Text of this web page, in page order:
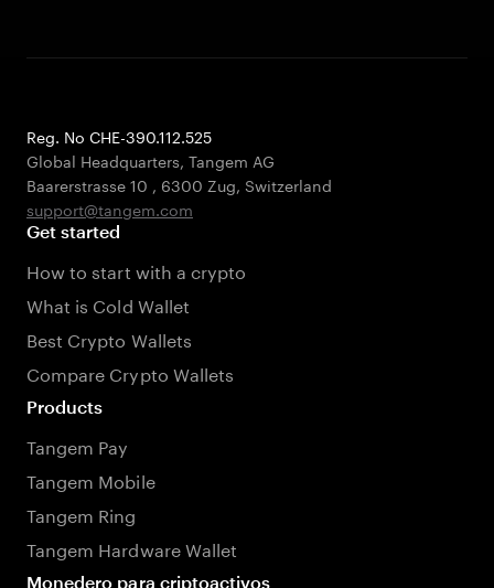
Reg. No CHE-390.112.525
Global Headquarters, Tangem AG
Baarerstrasse 10 , 6300 Zug, Switzerland
support@tangem.com
Get started
How to start with a crypto
What is Cold Wallet
Best Crypto Wallets
Compare Crypto Wallets
Products
Tangem Pay
Tangem Mobile
Tangem Ring
Tangem Hardware Wallet
Monedero para criptoactivos